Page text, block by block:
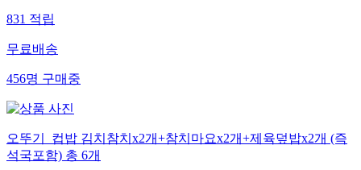
831적립
무료배송
456명구매중
오뚜기_컵밥 김치참치x2개+참치마요x2개+제육덮밥x2개 (즉
석국포함) 총 6개